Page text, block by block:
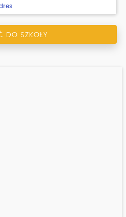
DO SZKOŁY